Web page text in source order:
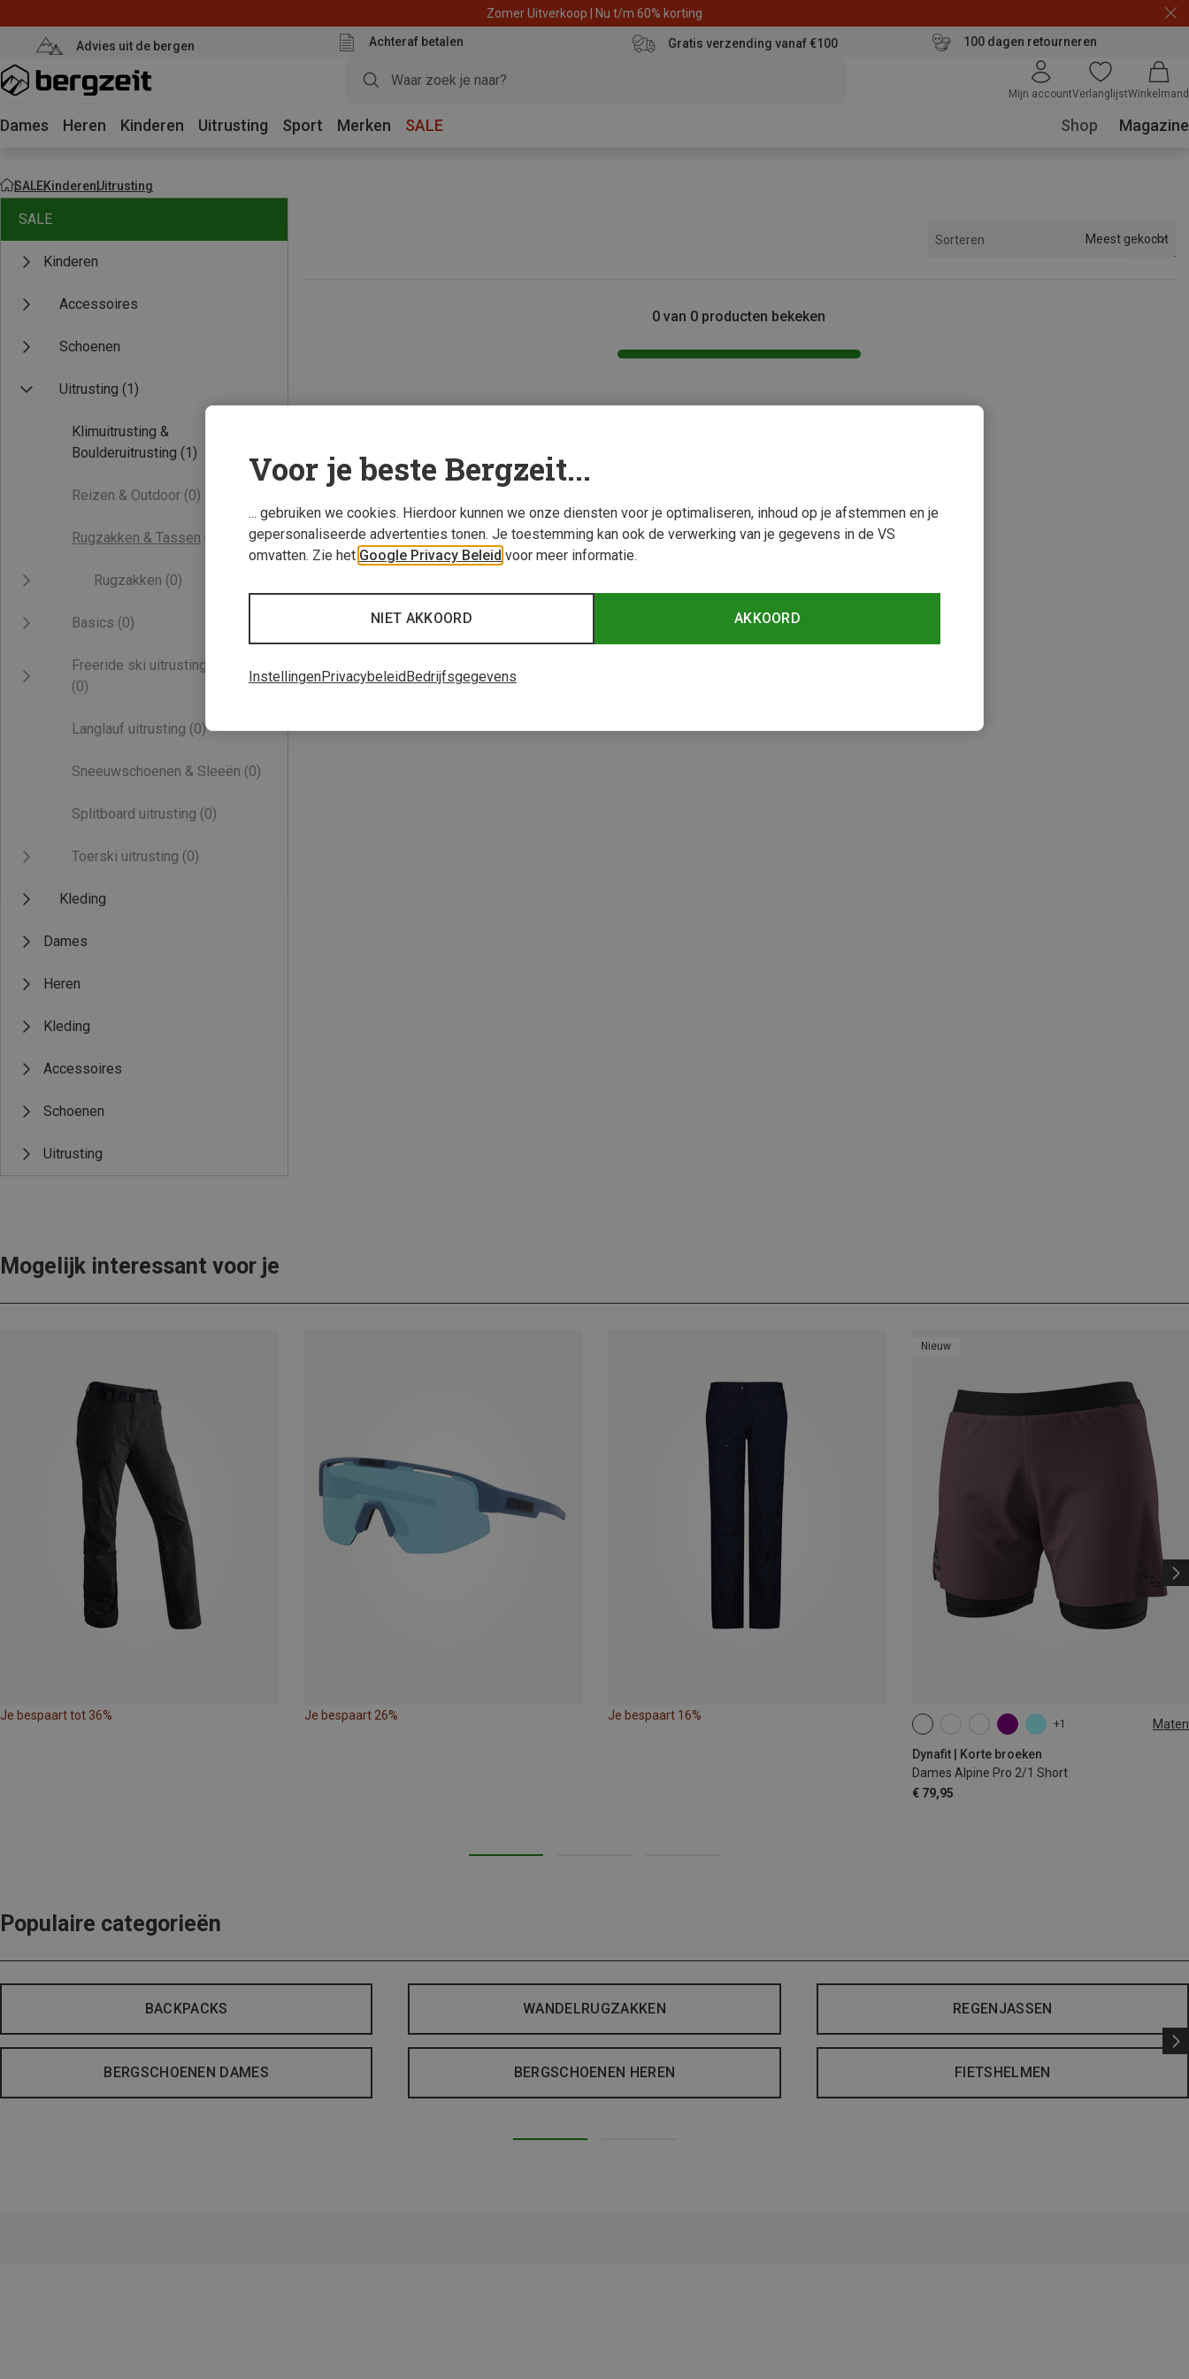
Zomer Uitverkoop | Nu t/m 60% korting
Advies uit de bergen Achteraf betalen Gratis verzending vanaf €100 100 dagen retourneren
Mijn accountVerlanglijstWinkelmand
Dames Heren Kinderen Uitrusting Sport Merken SALE Shop Magazine
SALEKinderenUitrusting
SALE
Kinderen
Accessoires
Schoenen
Uitrusting (1)
Klimuitrusting &
Boulderuitrusting (1)
Reizen & Outdoor (0)
Rugzakken & Tassen
Rugzakken (0)
Basics (0)
Freeride ski uitrusting
(0)
Langlauf uitrusting (0)
Sneeuwschoenen & Sleeën (0)
Splitboard uitrusting (0)
Toerski uitrusting (0)
Kleding
Dames
Heren
Kleding
Accessoires
Schoenen
Uitrusting
Sorteren Meest gekocht
0 van 0 producten bekeken
Mogelijk interessant voor je
Je bespaart tot 36% Je bespaart 26% Je bespaart 16%
Nieuw
+1 Maten
Dynafit | Korte broeken
Dames Alpine Pro 2/1 Short
€ 79,95
XS S M XL
Populaire categorieën
BACKPACKS WANDELRUGZAKKEN REGENJASSEN
BERGSCHOENEN DAMES BERGSCHOENEN HEREN FIETSHELMEN
Voor je beste Bergzeit...
... gebruiken we cookies. Hierdoor kunnen we onze diensten voor je optimaliseren, inhoud op je afstemmen en je
gepersonaliseerde advertenties tonen. Je toestemming kan ook de verwerking van je gegevens in de VS
omvatten. Zie het Google Privacy Beleid voor meer informatie.
AKKOORD
NIET AKKOORD
InstellingenPrivacybeleidBedrijfsgegevens